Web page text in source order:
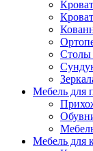
Столы
Мебель для
Мебель для